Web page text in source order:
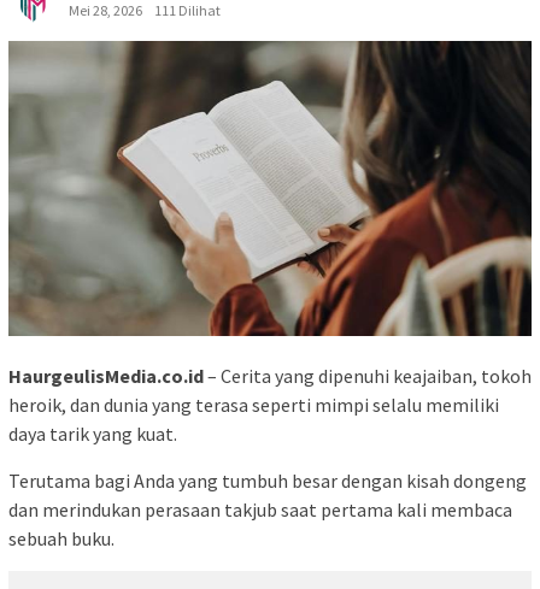
Mei 28, 2026
111 Dilihat
HaurgeulisMedia.co.id– Cerita yang dipenuhi keajaiban, tokoh
heroik, dan dunia yang terasa seperti mimpi selalu memiliki
daya tarik yang kuat.
Terutama bagi Anda yang tumbuh besar dengan kisah dongeng
dan merindukan perasaan takjub saat pertama kali membaca
sebuah buku.